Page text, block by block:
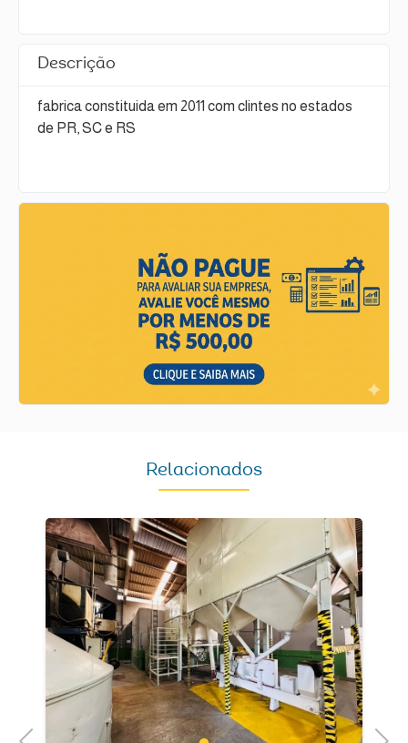
Descrição
fabrica constituida em 2011 com clintes no estados
de PR, SC e RS
Relacionados
Previous Next